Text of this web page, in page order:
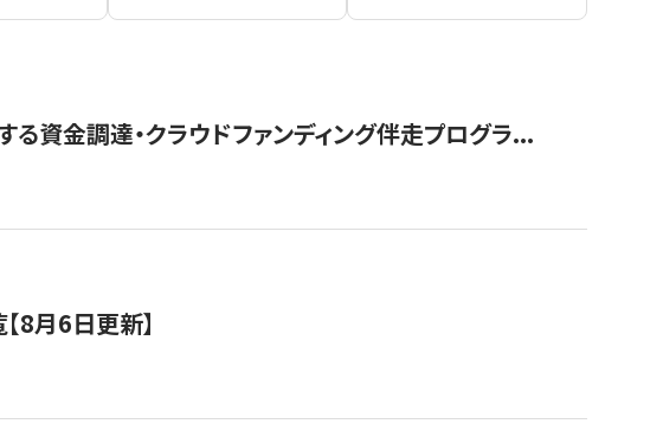
資金調達・クラウドファンディング伴走プログラ...
8月6日更新】